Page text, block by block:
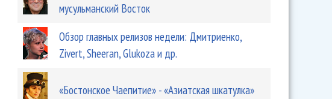
мусульманский Восток
Обзор главных релизов недели: Дмитриенко,
Zivert, Sheeran, Glukoza и др.
«Бостонское Чаепитие» - «Азиатская шкатулка»